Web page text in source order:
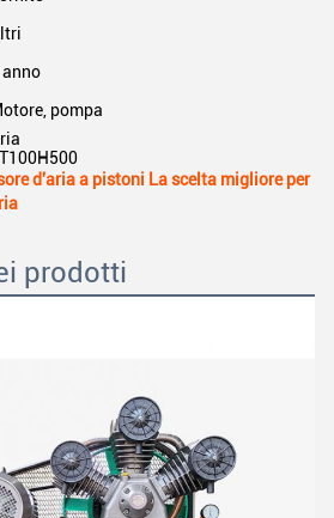
anno
pompa
d'aria a pistoni La scelta migliore per
prodotti